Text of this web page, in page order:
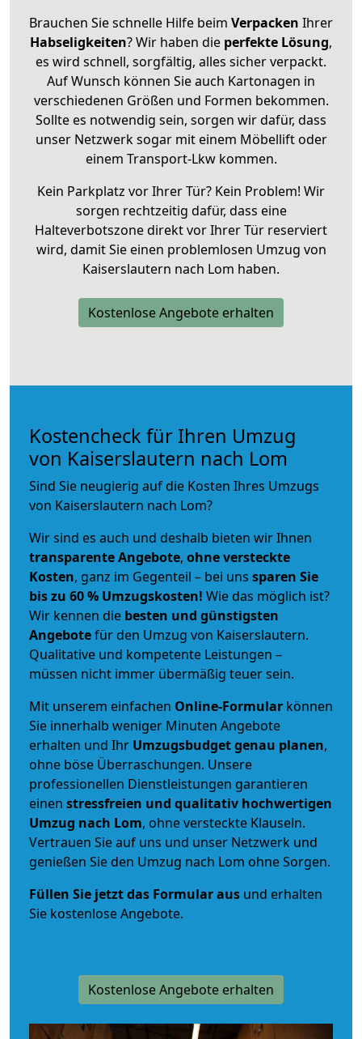
Brauchen Sie schnelle Hilfe beim Verpacken Ihrer
Habseligkeiten? Wir haben die perfekte Lösung,
es wird schnell, sorgfältig, alles sicher verpackt.
Auf Wunsch können Sie auch Kartonagen in
verschiedenen Größen und Formen bekommen.
Sollte es notwendig sein, sorgen wir dafür, dass
unser Netzwerk sogar mit einem Möbellift oder
einem Transport-Lkw kommen.
Kein Parkplatz vor Ihrer Tür? Kein Problem! Wir
sorgen rechtzeitig dafür, dass eine
Halteverbotszone direkt vor Ihrer Tür reserviert
wird, damit Sie einen problemlosen Umzug von
Kaiserslautern nach Lom haben.
Kostenlose Angebote erhalten
Kostencheck für Ihren Umzug
von Kaiserslautern nach Lom
Sind Sie neugierig auf die Kosten Ihres Umzugs
von Kaiserslautern nach Lom?
Wir sind es auch und deshalb bieten wir Ihnen
transparente Angebote, ohne versteckte
Kosten, ganz im Gegenteil – bei uns sparen Sie
bis zu 60 % Umzugskosten! Wie das möglich ist?
Wir kennen die besten und günstigsten
Angebotefür den Umzug von Kaiserslautern.
Qualitative und kompetente Leistungen –
müssen nicht immer übermäßig teuer sein.
Mit unserem einfachen Online-Formular können
Sie innerhalb weniger Minuten Angebote
erhalten und Ihr Umzugsbudgetgenau planen,
ohne böse Überraschungen. Unsere
professionellen Dienstleistungen garantieren
einen stressfreien und qualitativ hochwertigen
Umzug nach Lom, ohne versteckte Klauseln.
Vertrauen Sie auf uns und unser Netzwerk und
genießen Sie den Umzug nach Lom ohne Sorgen.
Füllen Sie jetzt das Formular aus und erhalten
Sie kostenlose Angebote.
Kostenlose Angebote erhalten